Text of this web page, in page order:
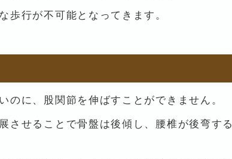
歩行が不可能となってきます。
のに、股関節を伸ばすことができません。
させることで骨盤は後傾し、腰椎が後弯する